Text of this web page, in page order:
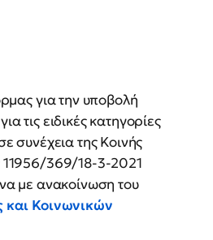
για την υποβολή
τις ειδικές κατηγορίες
συνέχεια της Κοινής
11956/369/18-3-2021
με ανακοίνωση του
και Κοινωνικών